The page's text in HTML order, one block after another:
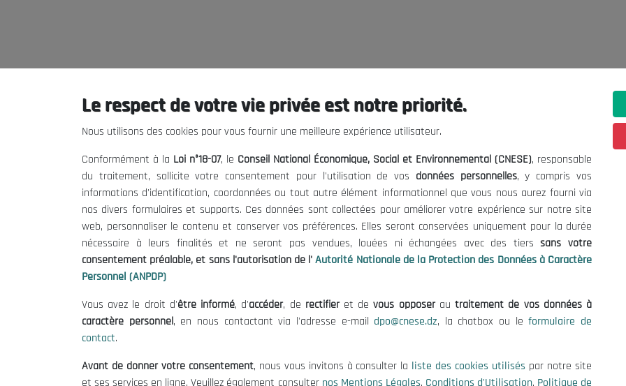
Le CNESE
Le président
Organisation
Publications
Informations utiles
Mentions Légales
Conditions d'Utilisation
Politique de Protection des Données
Politique des Cookies
contact@cnese.dz
Suggestions ou Initiatives ?
Newsletter
Inscrivez-vous, soyez le premier à
nos dernières nouvelles.
Suivez-Nous!
© 2026 Conseil National Économique, Social et Environnemental
Le respect de votre vie privée est notre priorité.
Nous utilisons des cookies pour vous fournir une meilleure expérience utilisateur.
Conformément à la Loi n°18-07, le Conseil National Économique, Social et Environnemental (CNESE), responsable
du traitement, sollicite votre consentement pour l'utilisation de vos données personnelles, y compris vos
informations d'identification, coordonnées ou tout autre élément informationnel que vous nous aurez fourni via
nos divers formulaires et supports. Ces données sont collectées pour améliorer votre expérience sur notre site
web, personnaliser le contenu et conserver vos préférences. Elles seront conservées uniquement pour la durée
nécessaire à leurs finalités et ne seront pas vendues, louées ni échangées avec des tierssans votre
consentement préalable, et sans l'autorisation de l' Autorité Nationale de la Protection des Données à Caractère
Personnel (ANPDP)
Vous avez le droit d'être informé, d'accéder, de rectifieret devous opposerautraitement de vos données à
caractère personnel, en nous contactant via l'adresse e-mail dpo@cnese.dz, la chatbox ou leformulaire de
contact.
Avant de donner votre consentement, nous vous invitons à consulter la liste des cookies utilisés par notre site
et ses services en ligne. Veuillez également consulter nos Mentions Légales, Conditions d'Utilisation, Politique de